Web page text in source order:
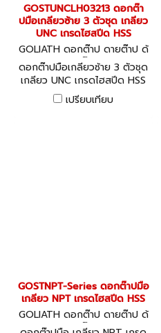
GOSTUNCLH03213 ดอกต๊า
ปมือเกลียวซ้าย 3 ตัวชุด เกลียว
UNC เกรดไฮสปีด HSS
GOLIATH ดอกต๊าป ดายต๊าป ด้
ามต๊าป
ดอกต๊าปมือเกลียวซ้าย 3 ตัวชุด
เกลียว UNC เกรดไฮสปีด HSS
เปรียบเทียบ
GOSTNPT-Series ดอกต๊าปมือ
เกลียว NPT เกรดไฮสปีด HSS
GOLIATH ดอกต๊าป ดายต๊าป ด้
ามต๊าป